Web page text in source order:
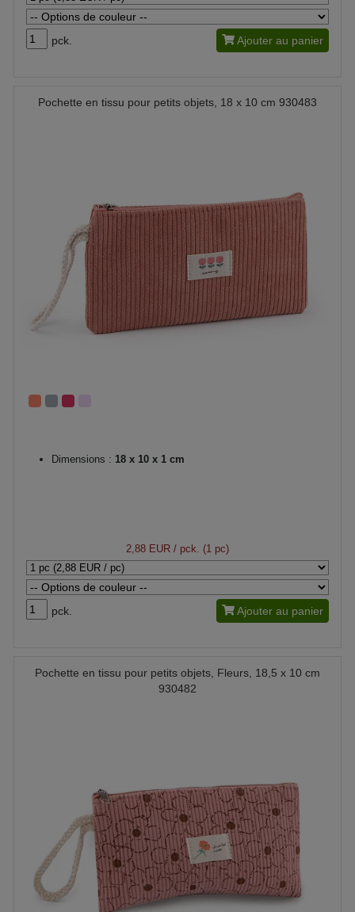
pck. Ajouter au panier
Pochette en tissu pour petits objets, 18 x 10 cm 930483
Dimensions : 18 x 10 x 1 cm
2,88 EUR / pck. (1 pc)
pck. Ajouter au panier
Pochette en tissu pour petits objets, Fleurs, 18,5 x 10 cm
930482